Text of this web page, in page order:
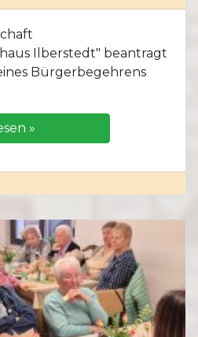
Ilberstedt" beantragt
Bürgerbegehrens
»